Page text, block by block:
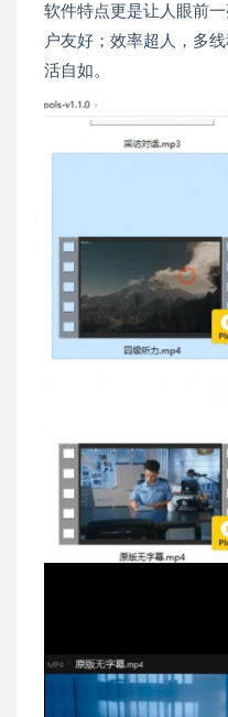
软件特点更是让人眼前
户友好；效率超人，多
活自如。